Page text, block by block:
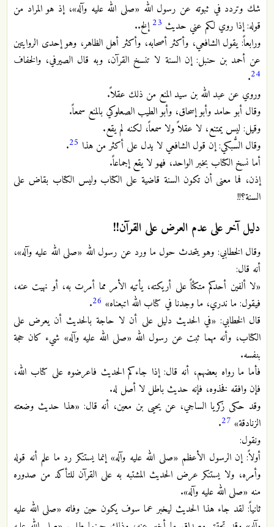
شك وتردد في ثبوته عن رسول الله «صلى الله عليه وآله»، إذ هو المراد من
قوله: إذا روي لكم عني حديث 23 إلخ..
ورابعاً: يقول الشافعي، وأكثر أصحابه، وأكثر أهل الظاهر، وهو إحدى الروايتين
عن أحمد بن حنبل: إن السنة لا تنسخ القرآن، وبه قال الصيرفي، والخفاف
24
.
وروي عن عبد الله بن سيد المنع من ذلك عقلاً.
وقال أبو حامد وأبو إسحاق، وأبو الطيب الصعلوكي بالمنع سمعاً.
وقيل: ليس يمتنع، لا عقلاً ولا سمعاً، لكنه لم يقع.
وقال السُّبكي: إن قول الشافعي لا يدل على أكثر من هذا 25
.
أما نسخ الكتاب بخبر الواحد، فهو لا يقع إجماعاً.
إذن، فما معنى أن تكون السنة قاضية على الكتاب وليس الكتاب بقاض على
السنة؟!!
دليل آخر على عدم العرض على القرآن!!
وقال الخطابي: وهو يتحدث حول ما ورد عن رسول الله «صلى الله عليه وآله»،
أنه قال:
«لا ألفين أحدكم متكئاً على أريكته، يأتيه الأمر مما أمرت به، أو نهيت عنه،
فيقول: ما ندري، ما وجدنا في كتاب الله اتبعناه» 26
.
قال الخطابي: «في الحديث دليل على أن لا حاجة بالحديث أن يعرض على
الكتاب، وأنه مهما ثبت عن رسول الله «صلى الله عليه وآله» شيء كان حجة
بنفسه.
فأما ما رواه بعضهم، أنه قال: إذا جاءكم الحديث فاعرضوه على كتاب الله،
فإن وافقه فخذوه، فإنه حديث باطل لا أصل له.
وقد حكى زكريا الساجي، عن يحيى بن معين، أنه قال: «هذا حديث وضعته
الزنادقة» 27
.
ونقول:
أولاً: إن الرسول الأعظم «صلى الله عليه وآله» إنما يستنكر رد ما علم أنه قوله
وأمره، ولا يستنكر عرض الحديث المشتبه به على القرآن للتأكد من صدوره
منه «صلى الله عليه وآله».
ثانياً: لقد جاء هذا الحديث ليخبر عما سوف يكون حين وفاته «صلى الله عليه